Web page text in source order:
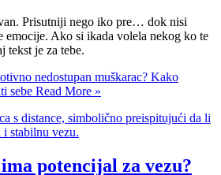
Prisutniji nego iko pre… dok nisi
emocije. Ako si ikada volela nekog ko te
tekst je za tebe.
nedostupan muškarac? Kako
sebe Read More »
potencijal za vezu?